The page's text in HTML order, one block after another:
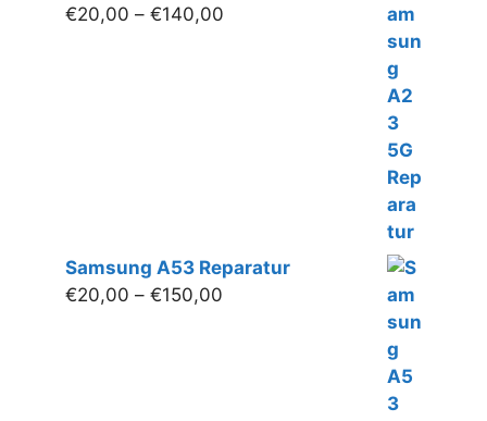
€20,00 – €140,00
Samsung A53 Reparatur
€20,00 – €150,00